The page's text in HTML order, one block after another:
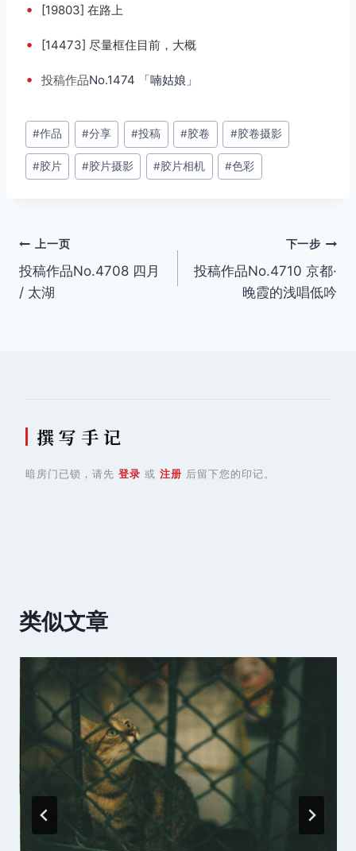
• [19803] 在路上
• [14473] 尽量框住目前，大概
• 投稿作品No.1474 「喃姑娘」
文
章
标
#作品 #分享 #投稿 #胶卷 #胶卷摄影
#胶片 #胶片摄影 #胶片相机 #色彩
文
章
上一页
投稿作品No.4708 四月
/ 太湖
下一步
投稿作品No.4710 京都·
晚霞的浅唱低吟
撰 写 手 记
暗房门已锁，请先 登录 或 注册 后留下您的印记。
类似文章